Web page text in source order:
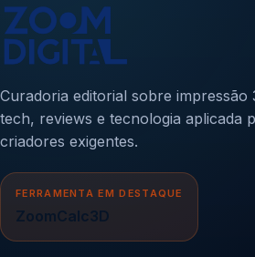
Curadoria editorial sobre impressão
tech, reviews e tecnologia aplicada
criadores exigentes.
FERRAMENTA EM DESTAQUE
ZoomCalc3D